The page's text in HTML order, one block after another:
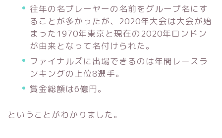
往年の名プレーヤーの名前をグループ名にす
ることが多かったが、2020年大会は大会が始
まった1970年東京と現在の2020年ロンドン
が由来となって名付けられた。
ファイナルズに出場できるのは年間レースラ
ンキングの上位8選手。
賞金総額は6億円。
ということがわかりました。